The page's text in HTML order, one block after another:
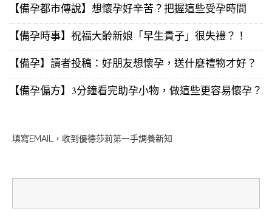
【備孕都市傳說】想懷孕好辛苦？把握這些受孕時間
【備孕時事】祝福大齡新娘「早生貴子」很失禮？！
【備孕】讀者投稿：好朋友想懷孕，送什麼禮物才好？
【備孕偏方】3分鐘看完助孕小物，做這些更容易懷孕？
填寫EMAIL，收到優德莎莉第一手調養新知